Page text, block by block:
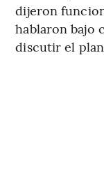
dijeron
hablaron bajo
discutir el